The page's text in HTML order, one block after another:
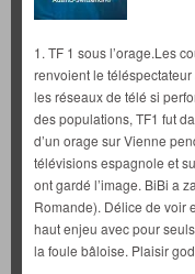
1. TF 1 sous l’orage.Les
renvoient le
les réseaux de télé si
des populations, TF1 fut
d’un orage sur Vienne
télévisions espagnole et
ont gardé l’image. BiBi a
Romande). Délice de voir
haut enjeu avec pour
la foule bâloise. Plaisir